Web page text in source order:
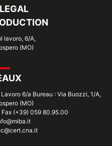
lavoro, 6/A,
(MO)
6/a Bureau : Via Buozzi, 1/A,
(MO)
(+39) 059 80.95.00